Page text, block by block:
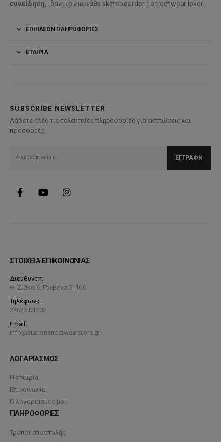
συνείδηση, ιδανικό για κάθε skateboarder ή streetwear lover.
ΕΠΙΠΛΈΟΝ ΠΛΗΡΟΦΟΡΊΕΣ
ΕΤΑΙΡΊΑ
SUBSCRIBE NEWSLETTER
Λάβετε όλες τις τελευταίες πληροφορίες για εκπτώσεις και
προσφορές.
ΣΤΟΙΧΕΙΑ ΕΠΙΚΟΙΝΩΝΙΑΣ
Διεύθυνση:
Θ. Ζιάκα 6, Γρεβενά 51100
Τηλέφωνο:
24625 01202
Email:
info@stationstreetwearstore.gr
ΛΟΓΑΡΙΑΣΜΟΣ
Η εταιρία
Επικοινωνία
Ο λογαριασμός μου
ΠΛΗΡΟΦΟΡΙΕΣ
Τρόποι αποστολής